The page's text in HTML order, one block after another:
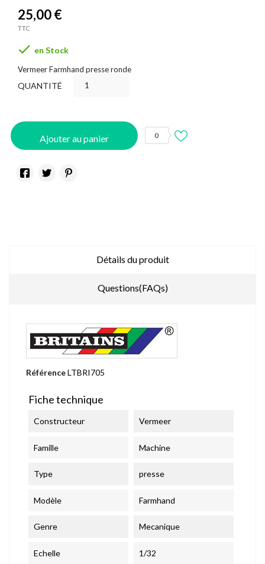
25,00 €
TTC
 en Stock
Vermeer Farmhand presse ronde
QUANTITÉ
Ajouter au panier 0
Détails du produit
Questions(FAQs)
RéférenceLTBRI705
Fiche technique
Constructeur Vermeer
Famille Machine
Type presse
Modèle Farmhand
Genre Mecanique
Echelle 1/32